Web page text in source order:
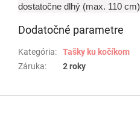
dostatočne dlhý (max. 110 cm)
Dodatočné parametre
Kategória:
Tašky ku kočíkom
Záruka: 2 roky